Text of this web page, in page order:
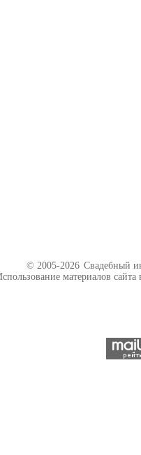
© 2005-2026 Свадебный
материалов